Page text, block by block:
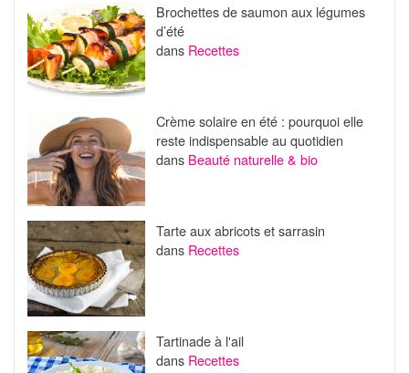
Brochettes de saumon aux légumes
d’été
dans Recettes
Crème solaire en été : pourquoi elle
reste indispensable au quotidien
dans Beauté naturelle & bio
Tarte aux abricots et sarrasin
dans Recettes
Tartinade à l'ail
dans Recettes